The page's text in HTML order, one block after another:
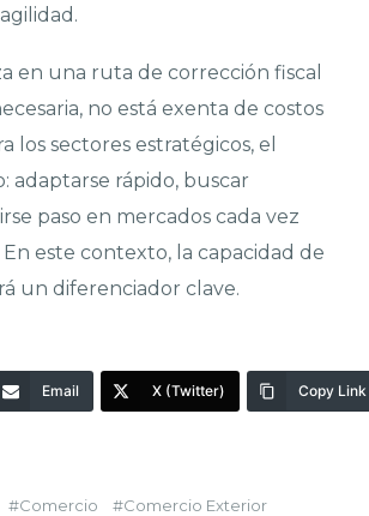
en una ruta de corrección fiscal
no está exenta de costos
los sectores estratégicos, el
adaptarse rápido, buscar
paso en mercados cada vez
En este contexto, la capacidad de
un diferenciador clave.
Email X (Twitter) Copy Link
Comercio
Comercio Exterior